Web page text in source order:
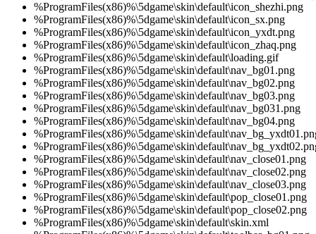
%ProgramFiles(x86)%\5dgame\skin\default\icon_shezhi.png
%ProgramFiles(x86)%\5dgame\skin\default\icon_sx.png
%ProgramFiles(x86)%\5dgame\skin\default\icon_yxdt.png
%ProgramFiles(x86)%\5dgame\skin\default\icon_zhaq.png
%ProgramFiles(x86)%\5dgame\skin\default\loading.gif
%ProgramFiles(x86)%\5dgame\skin\default\nav_bg01.png
%ProgramFiles(x86)%\5dgame\skin\default\nav_bg02.png
%ProgramFiles(x86)%\5dgame\skin\default\nav_bg03.png
%ProgramFiles(x86)%\5dgame\skin\default\nav_bg031.png
%ProgramFiles(x86)%\5dgame\skin\default\nav_bg04.png
%ProgramFiles(x86)%\5dgame\skin\default\nav_close01.png
%ProgramFiles(x86)%\5dgame\skin\default\nav_close02.png
%ProgramFiles(x86)%\5dgame\skin\default\nav_close03.png
%ProgramFiles(x86)%\5dgame\skin\default\pop_close01.png
%ProgramFiles(x86)%\5dgame\skin\default\pop_close02.png
%ProgramFiles(x86)%\5dgame\skin\default\skin.xml